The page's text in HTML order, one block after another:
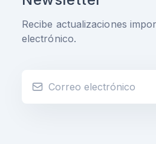
Recibe actualizaciones
electrónico.